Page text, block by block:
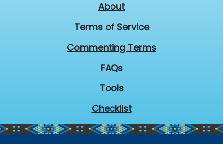
About
Terms of Service
Commenting Terms
FAQs
Tools
Checklist